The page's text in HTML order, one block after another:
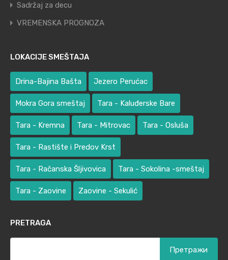
Sadržaj za decu
VREMENSKA PROGNOZA
LOKACIJE SMEŠTAJA
Drina-Bajina Bašta Jezero Perućac
Mokra Gora smeštaj Tara - Kaluđerske Bare
Tara - Kremna Tara - Mitrovac Tara - Osluša
Tara - Rastište i Predov Krst
Tara - Račanska Šljivovica Tara - Sokolina -smeštaj
Tara - Zaovine Zaovine - Sekulić
PRETRAGA